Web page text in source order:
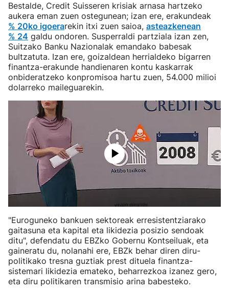
Bestalde, Credit Suisseren krisiak arnasa hartzeko
aukera eman zuen ostegunean; izan ere, erakundeak
% 20ko igoerarekin itxi zuen saioa, asteazkenean
% 24 galdu ondoren. Susperraldi partziala izan zen,
Suitzako Banku Nazionalak emandako babesak
bultzatuta. Izan ere, goizaldean herrialdeko bigarren
finantza-erakunde handienaren kontu kaskarrak
onbideratzeko konpromisoa hartu zuen, 54.000 milioi
dolarreko maileguarekin.
"Euroguneko bankuen sektoreak erresistentziarako
gaitasuna eta kapital eta likidezia posizio sendoak
ditu", defendatu du EBZko Gobernu Kontseiluak, eta
gaineratu du, nolanahi ere, EBZk behar diren diru-
politikako tresna guztiak prest dituela finantza-
sistemari likidezia emateko, beharrezkoa izanez gero,
eta diru politikaren transmisio arina babesteko.